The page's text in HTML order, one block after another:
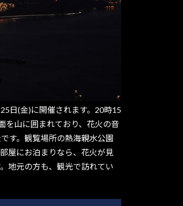
日(金)に開催されます。20時15
を山に囲まれており、花火の音
す。観覧場所の熱海親水公園
屋にお泊まりなら、花火が見
地元の方も、観光で訪れてい